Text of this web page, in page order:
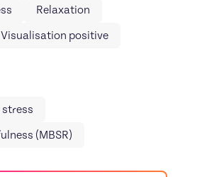
Relaxation
Visualisation positive
stress
(MBSR)